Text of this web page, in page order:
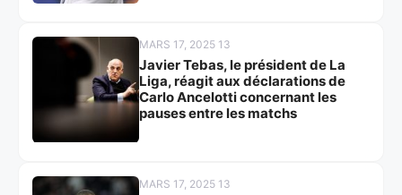
MARS 17, 2025 13
Javier Tebas, le président de La
Liga, réagit aux déclarations de
Carlo Ancelotti concernant les
pauses entre les matchs
MARS 17, 2025 13